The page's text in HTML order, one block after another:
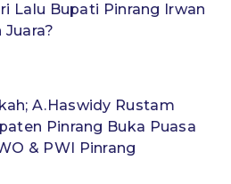
Lalu Bupati Pinrang Irwan
A.Haswidy Rustam
Pinrang Buka Puasa
& PWI Pinrang